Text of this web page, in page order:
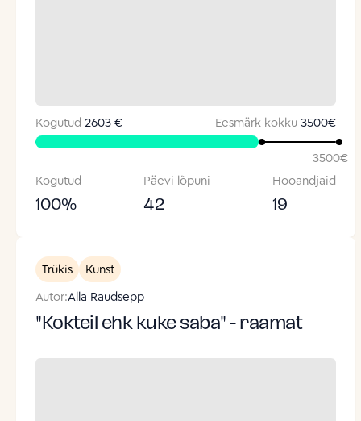
Kogutud 2603 € Eesmärk kokku 3500€
3500€
Kogutud
100%
Päevi lõpuni
42
Hooandjaid
19
Trükis
Kunst
Autor:Alla Raudsepp
"Kokteil ehk kuke saba" - raamat